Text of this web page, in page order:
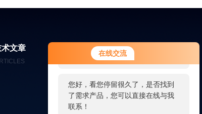
在线交流
您好！欢迎前来咨询，很高兴为您
服务，请问您要咨询什么问题呢？
您好，看您停留很久了，是否找到
了需求产品，您可以直接在线与我
联系！
术文章 在线留言
MESSAGES